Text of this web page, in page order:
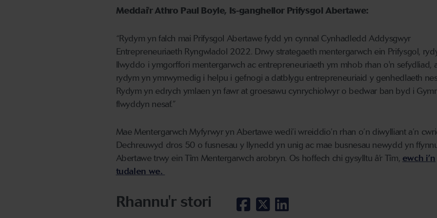
Meddai'r Athro Paul Boyle, Is-ganghellor Prifysgol Abertawe:
“Rydym yn falch mai Prifysgol Abertawe fydd yn cynnal Cynhadledd Addysgwyr
Entrepreneuriaeth Ryngwladol 2022. Drwy strategaeth mentergarwch ein Prifysgol,
llwyddo i ymgorffori mentergarwch ac entrepreneuriaeth ym mhob rhan o'n sefydliad,
rydym yn ymrwymedig i helpu i gefnogi a datblygu entrepreneuriaid y genhedlaeth
Rydym yn edrych ymlaen yn fawr at groesawu cynrychiolwyr o bedwar ban byd i
flwyddyn nesaf.”
Mae Mentergarwch Myfyrwyr yn Abertawe wedi’i wreiddio’n rhan o’n diwylliant a’n
Dechreuwyd dros 50 o fusnesau y llynedd yn unig ac mae busnesau newydd yn
Abertawe trwy ein Tîm Mentergarwch arobryn. Os hoffech chi gysylltu â’r Tîm, ewch i’n
tudalen we.
Rhannu'r stori